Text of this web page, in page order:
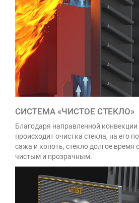
СИСТЕМА «ЧИСТОЕ СТЕКЛО»
Благодаря направленной
происходит очистка стекла, на его
сажа и копоть, стекло долгое время
чистым и прозрачным.